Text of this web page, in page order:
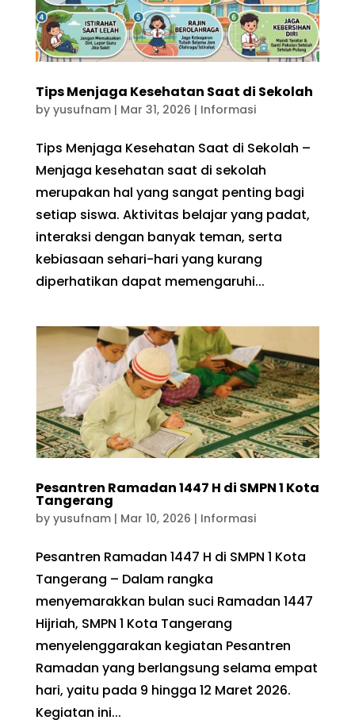
Tips Menjaga Kesehatan Saat di Sekolah
by yusufnam| Mar 31, 2026 | Informasi
Tips Menjaga Kesehatan Saat di Sekolah –
Menjaga kesehatan saat di sekolah
merupakan hal yang sangat penting bagi
setiap siswa. Aktivitas belajar yang padat,
interaksi dengan banyak teman, serta
kebiasaan sehari-hari yang kurang
diperhatikan dapat memengaruhi...
Pesantren Ramadan 1447 H di SMPN 1 Kota
Tangerang
by yusufnam| Mar 10, 2026 | Informasi
Pesantren Ramadan 1447 H di SMPN 1 Kota
Tangerang – Dalam rangka
menyemarakkan bulan suci Ramadan 1447
Hijriah, SMPN 1 Kota Tangerang
menyelenggarakan kegiatan Pesantren
Ramadan yang berlangsung selama empat
hari, yaitu pada 9 hingga 12 Maret 2026.
Kegiatan ini...